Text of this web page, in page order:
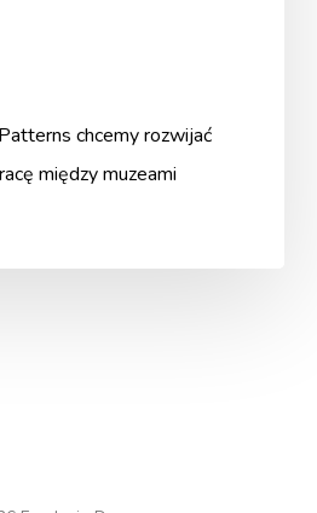
chcemy rozwijać
między muzeami